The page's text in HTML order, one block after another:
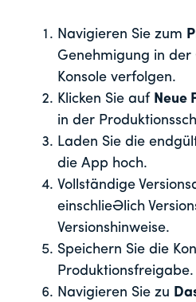
Navigieren Sie zum
Genehmigung in der
Konsole verfolgen.
Klicken Sie auf Neue
in der
Laden Sie die
die App hoch.
Vollständige
einschließlich
Versionshinweise.
Speichern Sie die
Produktionsfreigabe.
Navigieren Sie zu